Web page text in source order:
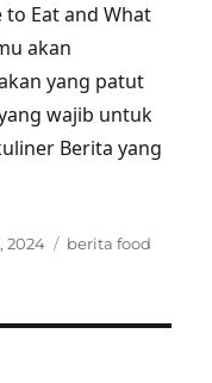
to Eat and What
akan
yang patut
wajib untuk
Berita yang
2024 Tags
berita food